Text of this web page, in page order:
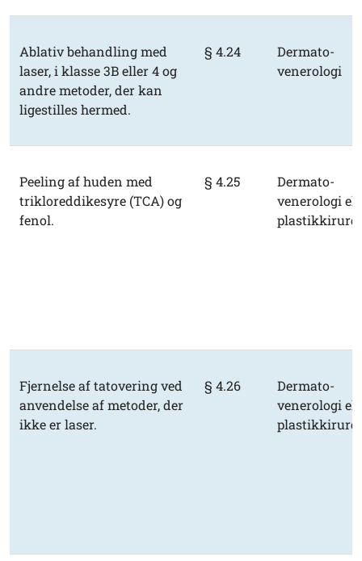
Ablativ behandling med
laser, i klasse 3B eller 4 og
andre metoder, der kan
ligestilles hermed.
§ 4.24
Dermato-
venerologi
Peeling af huden med
trikloreddikesyre (TCA) og
fenol.
§ 4.25
Dermato-
venerologi
plastikkirurgi
Fjernelse af tatovering ved
anvendelse af metoder, der
ikke er laser.
§ 4.26
Dermato-
venerologi
plastikkirurgi